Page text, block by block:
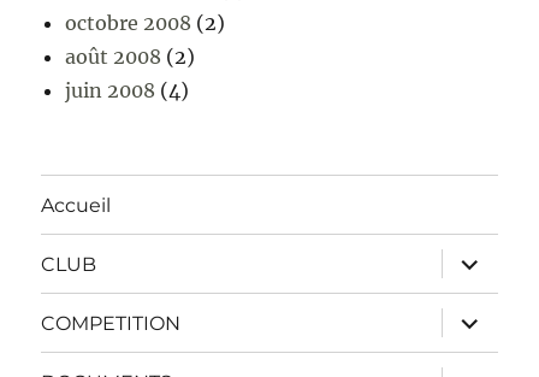
octobre 2008 (2)
août 2008 (2)
juin 2008 (4)
Accueil
CLUB
ouvrir
le
sous-
menu
COMPETITION
ouvrir
le
sous-